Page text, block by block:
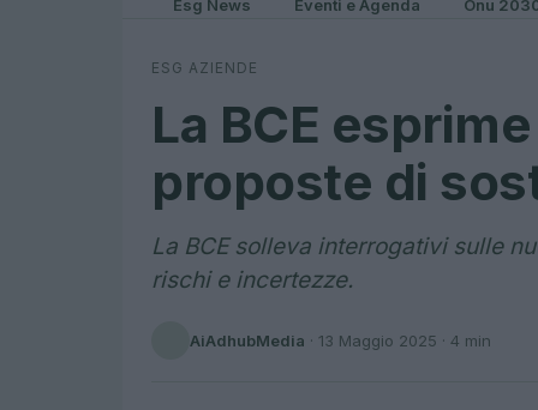
Esg News Eventi e Agenda Onu
ESG AZIENDE
La BCE
proposte di
La BCE solleva interrogativi sulle
rischi e incertezze.
AiAdhubMedia · 13 Maggio 2025 · 4 min